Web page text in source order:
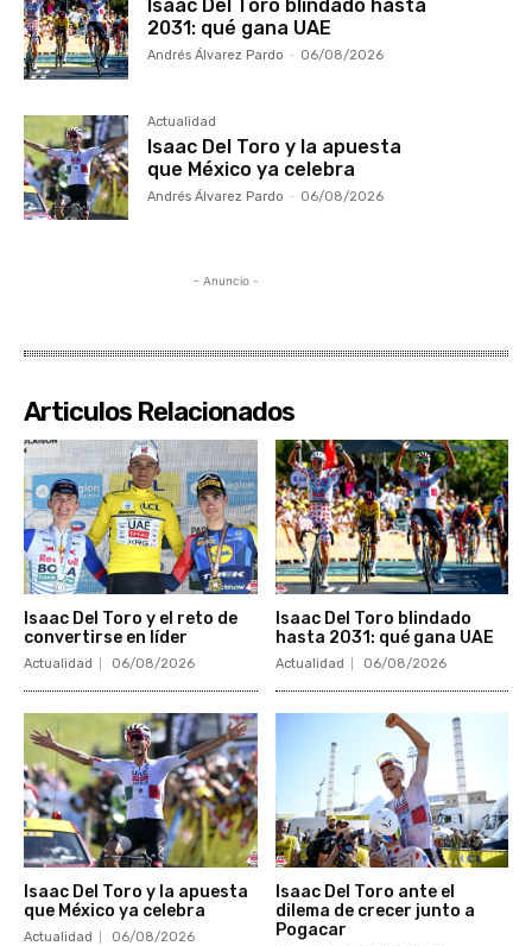
Isaac Del Toro blindado hasta
2031: qué gana UAE
Andrés Álvarez Pardo - 06/08/2026
Actualidad
Isaac Del Toro y la apuesta
que México ya celebra
Andrés Álvarez Pardo - 06/08/2026
- Anuncio -
Articulos Relacionados
Isaac Del Toro y el reto de
convertirse en líder
Actualidad 06/08/2026
Isaac Del Toro blindado
hasta 2031: qué gana UAE
Actualidad 06/08/2026
Isaac Del Toro y la apuesta
que México ya celebra
Actualidad 06/08/2026
Isaac Del Toro ante el
dilema de crecer junto a
Pogacar